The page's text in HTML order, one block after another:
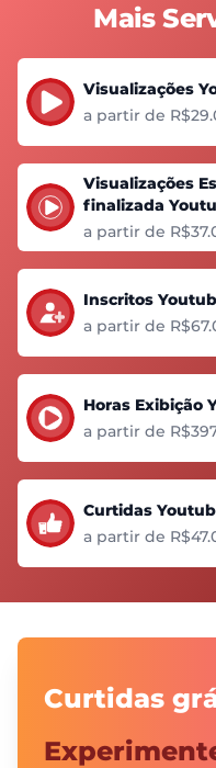
Mais
Visualizações
a partir de
Visualizações
finalizada
a partir de
Inscritos
a partir de
Horas Exibição
a partir de
Curtidas
a partir de
Curtidas